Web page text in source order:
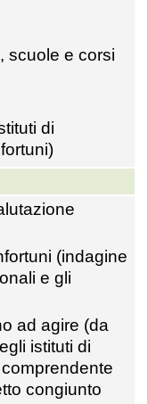
scuole e corsi
di
(indagine
e gli
ad agire (da
istituti di
congiunto